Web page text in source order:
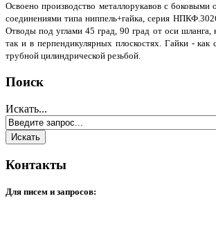
Освоено производство металлорукавов с
соединениями типа ниппель+гайка, серия
Отводы под углами 45 град, 90 град от оси шланга,
так и в перпендикулярных плоскостях. Гайки - как
трубной цилиндрической резьбой.
Поиск
Искать...
Контакты
Для писем и запросов: